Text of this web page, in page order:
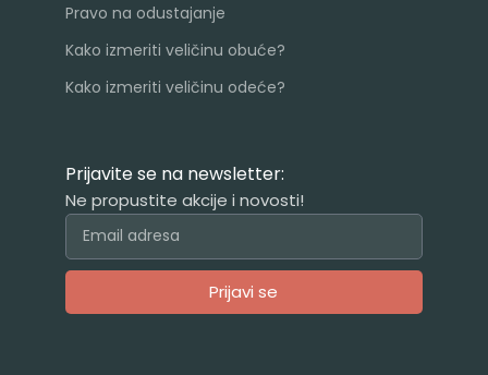
Pravo na odustajanje
Kako izmeriti veličinu obuće?
Kako izmeriti veličinu odeće?
Prijavite se na newsletter:
Ne propustite akcije i novosti!
Prijavi se